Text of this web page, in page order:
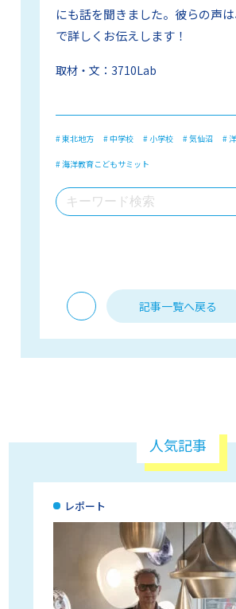
にも話を聞きました。彼らの声は
で詳しくお伝えします！
取材・文： 3710Lab
# 東北地方 # 中学校 # 小学校 # 気仙沼 #
# 海洋教育こどもサミット
PREV 記事一覧へ戻る
人気記事
レポート